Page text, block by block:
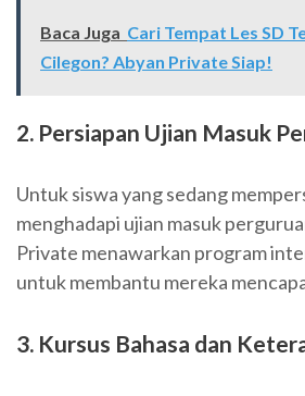
Baca Juga Cari Tempat Les SD
Cilegon? Abyan Private Siap!
2. Persiapan Ujian Masuk
Untuk siswa yang sedang
menghadapi ujian masuk
Private menawarkan program
untuk membantu mereka
3. Kursus Bahasa dan